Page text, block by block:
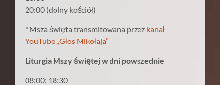
20:00 (dolny kościół)
* Msza święta transmitowana przez kanał
YouTube „Głos Mikołaja”
Liturgia Mszy świętej w dni powszednie
08:00; 18:30